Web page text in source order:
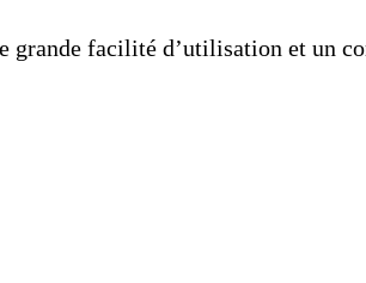
grande facilité d’utilisation et un